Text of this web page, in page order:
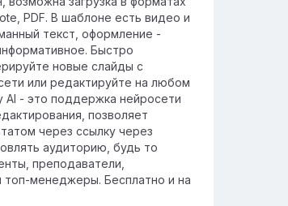
PDF. В шаблоне есть видео и
текст, оформление -
Быстро
новые слайды с
или редактируйте на любом
AI - это поддержка нейросети
позволяет
через ссылку через
аудиторию, будь то
преподаватели,
топ-менеджеры. Бесплатно и на